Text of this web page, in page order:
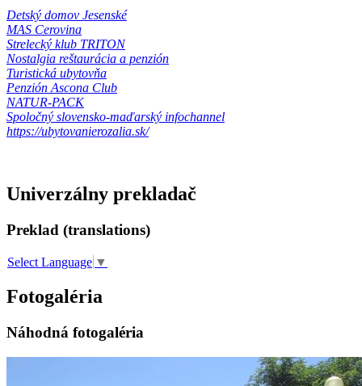
Detský domov Jesenské
MAS Cerovina
Strelecký klub TRITON
Nostalgia reštaurácia a penzión
Turistická ubytovňa
Penzión Ascona Club
NATUR-PACK
Spoločný slovensko-maďarský infochannel
https://ubytovanierozalia.sk/
Univerzálny prekladač
Preklad (translations)
Select Language ▼
Fotogaléria
Náhodná fotogaléria